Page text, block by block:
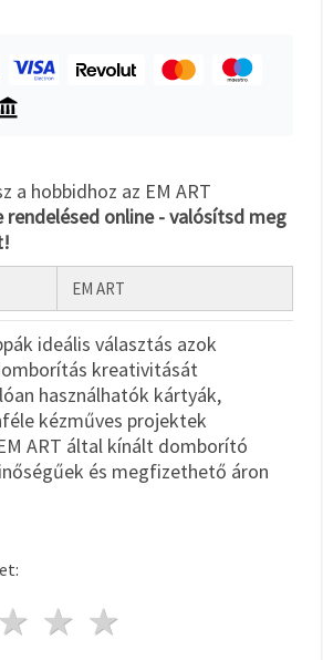
a hobbidhoz az EM ART
rendelésed online - valósítsd meg
EM ART
ideális választás azok
kreativitását
használhatók kártyák,
kézműves projektek
ART által kínált domborító
és megfizethető áron
4 csillagok
3 csillagok
2 csillagok